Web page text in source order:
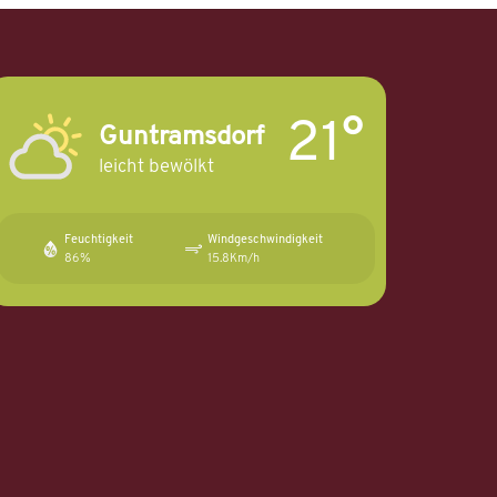
Guntramsdorf
leicht bewölkt 21°
Feuchtigkeit
86%
Windgeschwindigkeit
15.8Km/h